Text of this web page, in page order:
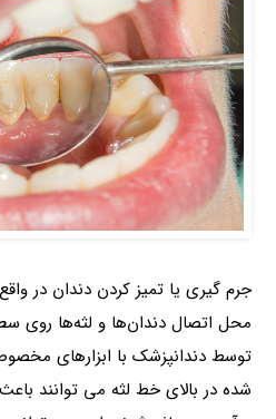
جرم گیری یا تمیز کردن دندان در
محل اتصال دندان‌ها و لثه‌ها روی
توسط دندانپزشک با ابزارهای
شده در بالای خط لثه می توانند